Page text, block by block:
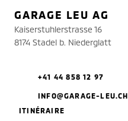
GARAGE LEU AG
Kaiserstuhlerstrasse 16
8174 Stadel b. Niederglatt
+41 44 858 12 97
INFO@GARAGE-LEU.CH
ITINÉRAIRE